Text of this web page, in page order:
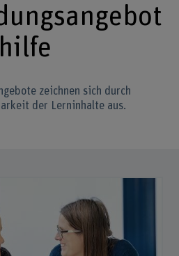
zeichnen sich durch
der Lerninhalte aus.